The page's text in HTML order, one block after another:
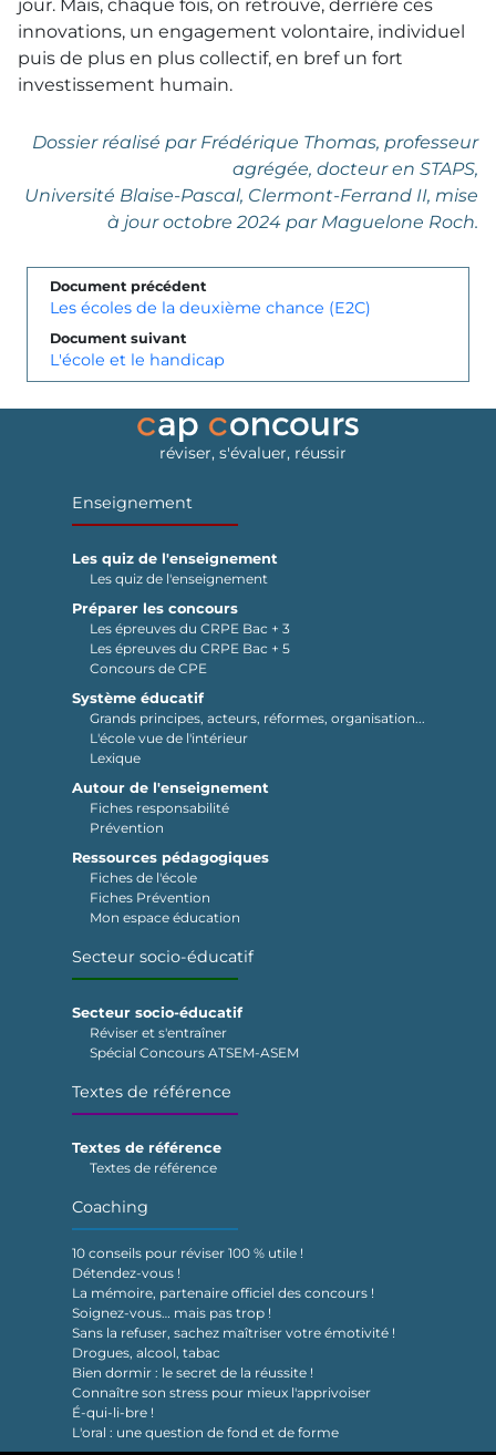
jour. Mais, chaque fois, on retrouve, derrière ces
innovations, un engagement volontaire, individuel
puis de plus en plus collectif, en bref un fort
investissement humain.
Dossier réalisé par Frédérique Thomas, professeur
agrégée, docteur en STAPS,
Université Blaise-Pascal, Clermont-Ferrand II, mise
à jour octobre 2024 par Maguelone Roch.
Document précédent
Les écoles de la deuxième chance (E2C)
Document suivant
L'école et le handicap
réviser, s'évaluer, réussir
Enseignement
Les quiz de l'enseignement
Les quiz de l'enseignement
Préparer les concours
Les épreuves du CRPE Bac + 3
Les épreuves du CRPE Bac + 5
Concours de CPE
Système éducatif
Grands principes, acteurs, réformes, organisation...
L'école vue de l'intérieur
Lexique
Autour de l'enseignement
Fiches responsabilité
Prévention
Ressources pédagogiques
Fiches de l'école
Fiches Prévention
Mon espace éducation
Secteur socio-éducatif
Secteur socio-éducatif
Réviser et s'entraîner
Spécial Concours ATSEM-ASEM
Textes de référence
Textes de référence
Textes de référence
Coaching
10 conseils pour réviser 100 % utile !
Détendez-vous !
La mémoire, partenaire officiel des concours !
Soignez-vous… mais pas trop !
Sans la refuser, sachez maîtriser votre émotivité !
Drogues, alcool, tabac
Bien dormir : le secret de la réussite !
Connaître son stress pour mieux l'apprivoiser
É-qui-li-bre !
L'oral : une question de fond et de forme